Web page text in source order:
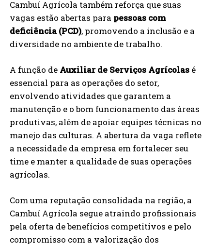
Cambuí Agrícola também reforça que suas
vagas estão abertas para pessoas com
deficiência (PCD), promovendo a inclusão e a
diversidade no ambiente de trabalho.
A função de Auxiliar de Serviços Agrícolas é
essencial para as operações do setor,
envolvendo atividades que garantem a
manutenção e o bom funcionamento das áreas
produtivas, além de apoiar equipes técnicas no
manejo das culturas. A abertura da vaga reflete
a necessidade da empresa em fortalecer seu
time e manter a qualidade de suas operações
agrícolas.
Com uma reputação consolidada na região, a
Cambuí Agrícola segue atraindo profissionais
pela oferta de benefícios competitivos e pelo
compromisso com a valorização dos